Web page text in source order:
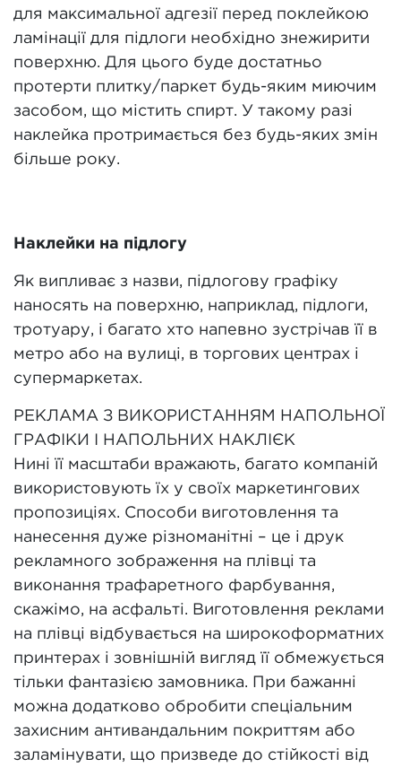
для максимальної адгезії перед поклейкою
ламінації для підлоги необхідно знежирити
поверхню. Для цього буде достатньо
протерти плитку/паркет будь-яким миючим
засобом, що містить спирт. У такому разі
наклейка протримається без будь-яких змін
більше року.
Наклейки на підлогу
Як випливає з назви, підлогову графіку
наносять на поверхню, наприклад, підлоги,
тротуару, і багато хто напевно зустрічав її в
метро або на вулиці, в торгових центрах і
супермаркетах.
РЕКЛАМА З ВИКОРИСТАННЯМ НАПОЛЬНОЇ
ГРАФІКИ І НАПОЛЬНИХ НАКЛІЄК
Нині її масштаби вражають, багато компаній
використовують їх у своїх маркетингових
пропозиціях. Способи виготовлення та
нанесення дуже різноманітні – це і друк
рекламного зображення на плівці та
виконання трафаретного фарбування,
скажімо, на асфальті. Виготовлення реклами
на плівці відбувається на широкоформатних
принтерах і зовнішній вигляд її обмежується
тільки фантазією замовника. При бажанні
можна додатково обробити спеціальним
захисним антивандальним покриттям або
заламінувати, що призведе до стійкості від